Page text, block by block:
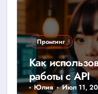
Промтинг
Как
работы с API
Юлия Июл 11,